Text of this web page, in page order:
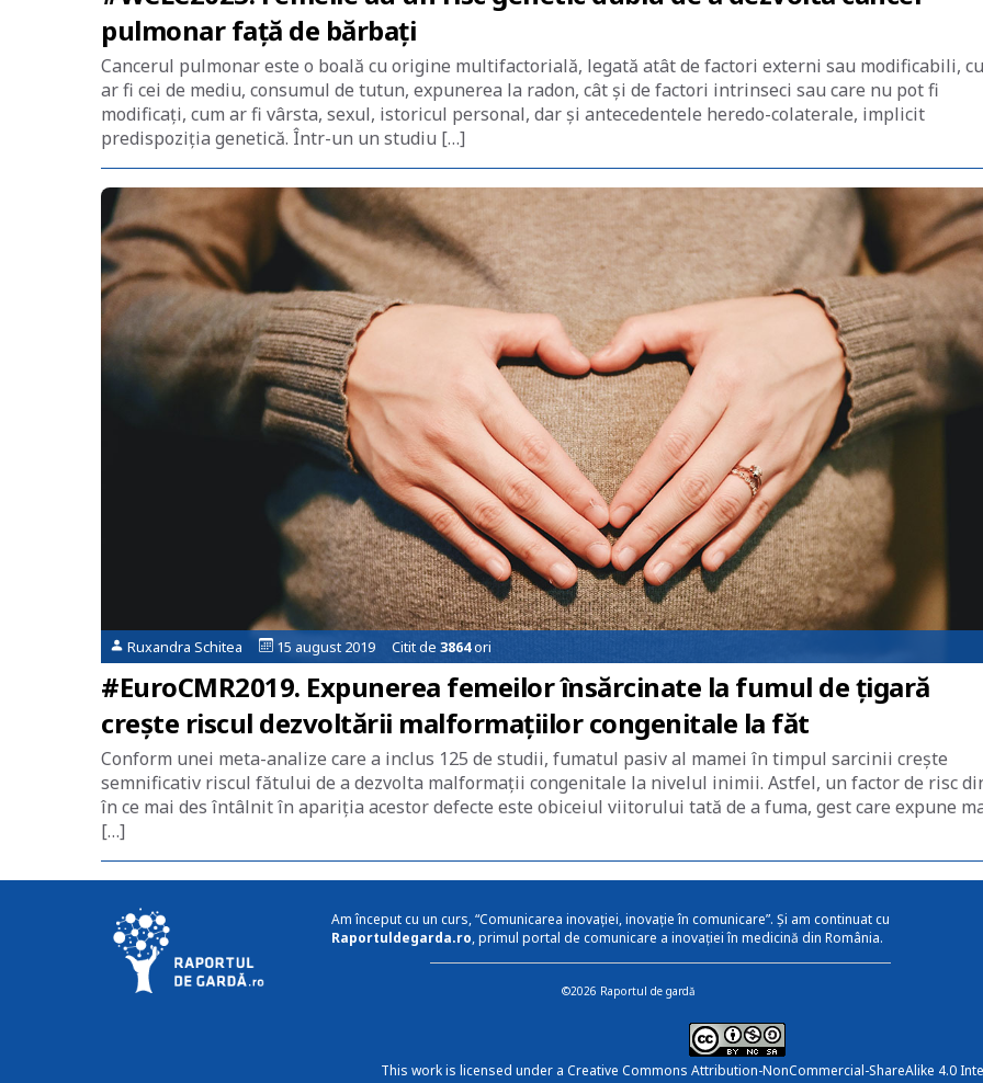
pulmonar față de bărbați
Cancerul pulmonar este o boală cu origine multifactorială, legată atât de factori externi sau modificabili,
ar fi cei de mediu, consumul de tutun, expunerea la radon, cât și de factori intrinseci sau care nu pot fi
modificați, cum ar fi vârsta, sexul, istoricul personal, dar și antecedentele heredo-colaterale, implicit
predispoziția genetică. Într-un un studiu […]
Ruxandra Schitea 15 august 2019 Citit de 3864ori
#EuroCMR2019. Expunerea femeilor însărcinate la fumul de țigară
crește riscul dezvoltării malformațiilor congenitale la făt
Conform unei meta-analize care a inclus 125 de studii, fumatul pasiv al mamei în timpul sarcinii crește
semnificativ riscul fătului de a dezvolta malformații congenitale la nivelul inimii. Astfel, un factor de risc
în ce mai des întâlnit în apariția acestor defecte este obiceiul viitorului tată de a fuma, gest care expune
[…]
Am început cu un curs, “Comunicarea inovației, inovație în comunicare”. Și am continuat cu
Raportuldegarda.ro, primul portal de comunicare a inovației în medicină din România.
©2026 Raportul de gardă
This work is licensed under a Creative Commons Attribution-NonCommercial-ShareAlike 4.0